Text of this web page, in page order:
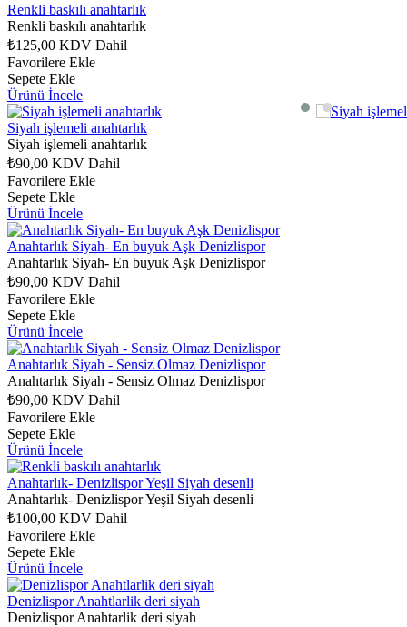
Renkli baskılı anahtarlık
Renkli baskılı anahtarlık
₺125,00 KDV Dahil
Favorilere Ekle
Sepete Ekle
Ürünü İncele
Siyah işlemeli anahtarlık
Siyah işlemeli anahtarlık
₺90,00 KDV Dahil
Favorilere Ekle
Sepete Ekle
Ürünü İncele
Anahtarlık Siyah- En buyuk Aşk Denizlispor
Anahtarlık Siyah- En buyuk Aşk Denizlispor
₺90,00 KDV Dahil
Favorilere Ekle
Sepete Ekle
Ürünü İncele
Anahtarlık Siyah - Sensiz Olmaz Denizlispor
Anahtarlık Siyah - Sensiz Olmaz Denizlispor
₺90,00 KDV Dahil
Favorilere Ekle
Sepete Ekle
Ürünü İncele
Anahtarlık- Denizlispor Yeşil Siyah desenli
Anahtarlık- Denizlispor Yeşil Siyah desenli
₺100,00 KDV Dahil
Favorilere Ekle
Sepete Ekle
Ürünü İncele
Denizlispor Anahtlarlik deri siyah
Denizlispor Anahtarlik deri siyah